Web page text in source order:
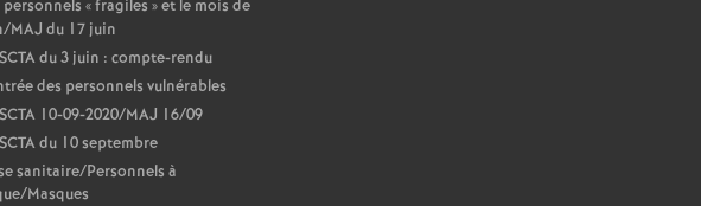
é
O
r
personnels «fragiles » et le mois de
MAJ du 17 juin
du 3 juin : compte-rendu
des personnels vulnérables
10-09-2020/MAJ 16/09
du 10 septembre
sanitaire/Personnels à
Masques